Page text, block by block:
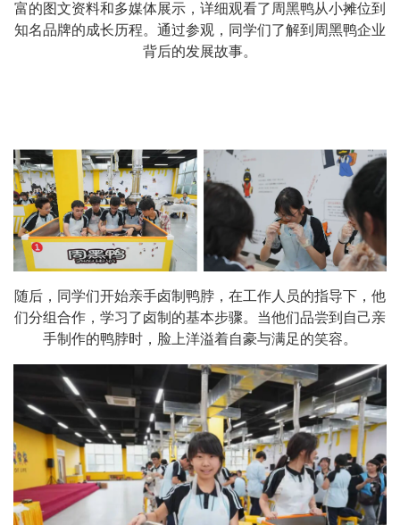
富的图文资料和多媒体展示，详细观看了周黑鸭从小摊位到
知名品牌的成长历程。通过参观，同学们了解到周黑鸭企业
背后的发展故事。
随后，同学们开始亲手卤制鸭脖，在工作人员的指导下，他
们分组合作，学习了卤制的基本步骤。当他们品尝到自己亲
手制作的鸭脖时，脸上洋溢着自豪与满足的笑容。